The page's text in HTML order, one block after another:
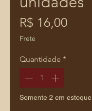
R$ 16,00
Frete
Quantidade *
Somente 2 em estoque